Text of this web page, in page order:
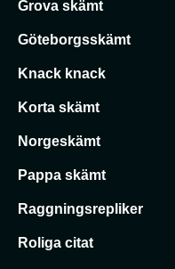
Grova skämt
Göteborgsskämt
Knack knack
Korta skämt
Norgeskämt
Pappa skämt
Raggningsrepliker
Roliga citat